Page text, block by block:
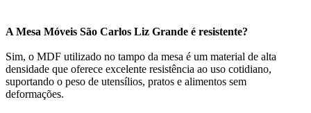
A Mesa Móveis São Carlos Liz Grande é resistente?
Sim, o MDF utilizado no tampo da mesa é um material de alta
densidade que oferece excelente resistência ao uso cotidiano,
suportando o peso de utensílios, pratos e alimentos sem
deformações.